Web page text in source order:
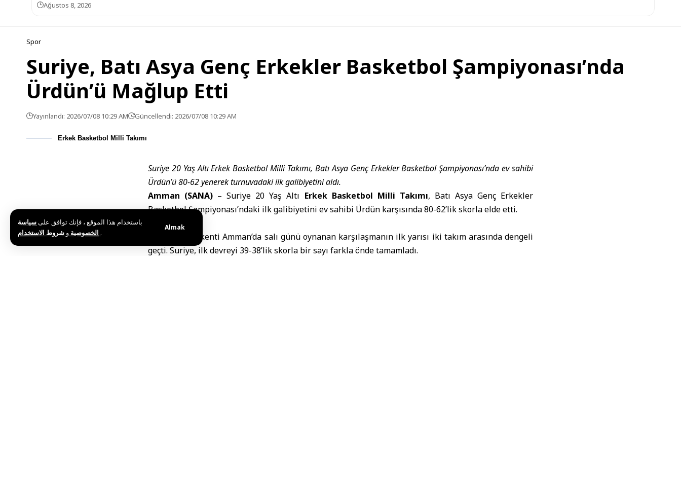
باستخدام هذا الموقع ، فإنك توافق علىسياسة
الخصوصية و .
Almak
Ağustos 8, 2026
Spor
Suriye, Batı Asya Genç Erkekler Basketbol Şampiyonası’nda
Ürdün’ü Mağlup Etti
Yayınlandı: 2026/07/08 10:29 AM Güncellendi: 2026/07/08 10:29 AM
Erkek Basketbol Milli Takımı
Suriye 20 Yaş Altı Erkek Basketbol Milli Takımı, Batı Asya Genç Erkekler Basketbol Şampiyonası’nda ev sahibi
Ürdün’ü 80-62 yenerek turnuvadaki ilk galibiyetini aldı.
Amman (SANA) – Suriye 20 Yaş Altı Erkek Basketbol Milli Takımı, Batı Asya Genç Erkekler
Basketbol Şampiyonası’ndaki ilk galibiyetini ev sahibi Ürdün karşısında 80-62’lik skorla elde etti.
Ürdün’ün başkenti Amman’da salı günü oynanan karşılaşmanın ilk yarısı iki takım arasında dengeli
geçti. Suriye, ilk devreyi 39-38’lik skorla bir sayı farkla önde tamamladı.